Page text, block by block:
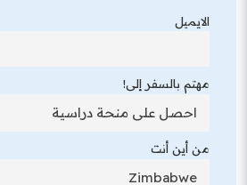
الايميل
مهتم بالسفر إلى!
من أين أنت